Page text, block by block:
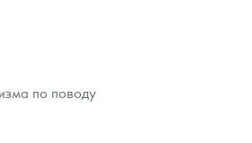
по поводу